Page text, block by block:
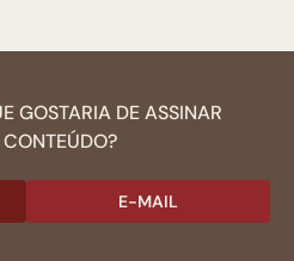
GOSTARIA DE ASSINAR
CONTEÚDO?
E-MAIL